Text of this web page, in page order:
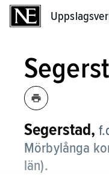
Segerstad,
Mörbylånga
län).